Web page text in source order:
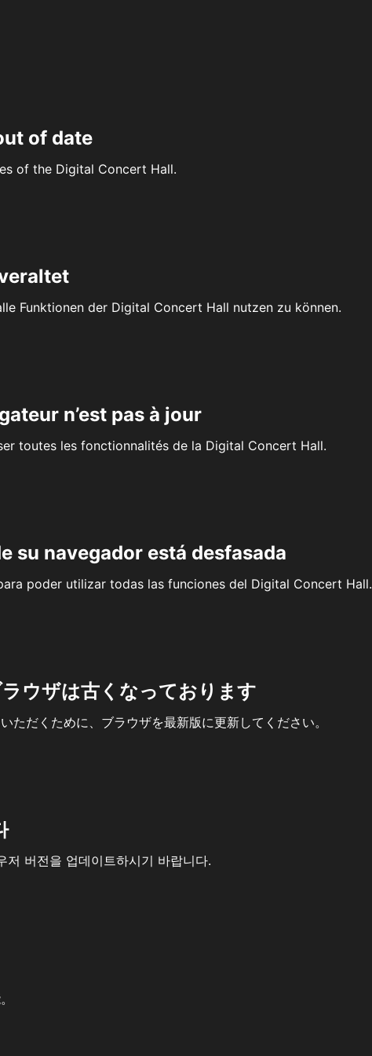
of date
of the Digital Concert Hall.
Funktionen der Digital Concert Hall nutzen zu können.
n’est pas à jour
toutes les fonctionnalités de la Digital Concert Hall.
su navegador está desfasada
poder utilizar todas las funciones del Digital Concert Hall.
ウザは古くなっております
ただくために、ブラウザを最新版に更新してください。
버전을 업데이트하시기 바랍니다.